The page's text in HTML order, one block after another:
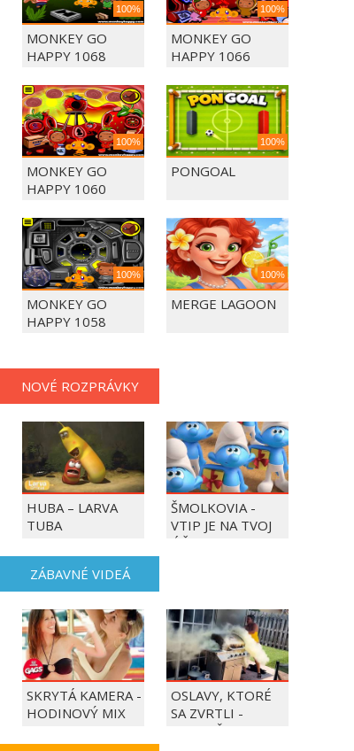
100%
MONKEY GO
HAPPY 1068
100%
MONKEY GO
HAPPY 1066
100%
MONKEY GO
HAPPY 1060
100%
PONGOAL
100%
MONKEY GO
HAPPY 1058
100%
MERGE LAGOON
NOVÉ ROZPRÁVKY
HUBA – LARVA
TUBA
ŠMOLKOVIA -
VTIP JE NA TVOJ
ÚČET
ZÁBAVNÉ VIDEÁ
SKRYTÁ KAMERA -
HODINOVÝ MIX
OSLAVY, KTORÉ
SA ZVRTLI -
NAJLEPŠIE